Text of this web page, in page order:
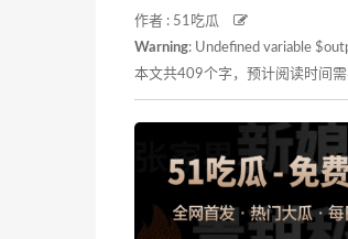
作者 : 51吃瓜
Warning: Undefined variable
本文共409个字，预计阅读时间